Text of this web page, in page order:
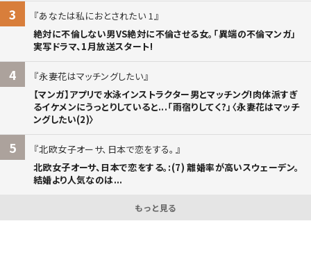
3
あなたは私におとされたい 1
絶対に不倫しない男VS絶対に不倫させる女。「異端の不倫マンガ」
実写ドラマ、1月放送スタート!
4
永妻花はマッチングしたい
【マンガ】アプリで水泳インストラクター男とマッチング!肉体派すぎ
るイケメンにうっとりしていると...「雨宿りしてく?」〈永妻花はマッチ
ングしたい(2)〉
5
北欧女子オーサ、日本で恋をする。
北欧女子オーサ、日本で恋をする。:(7) 離婚率が高いスウェーデン。
結婚より人気なのは...
もっと見る